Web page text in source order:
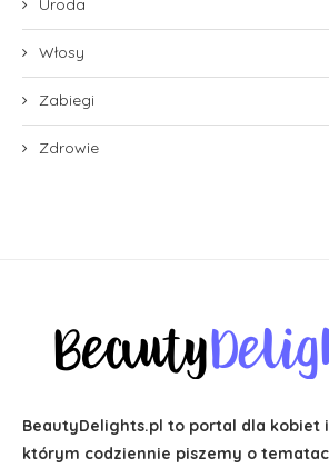
Uroda
Włosy
Zabiegi
Zdrowie
BeautyDelights.pl to portal dla kobiet
którym codziennie piszemy o